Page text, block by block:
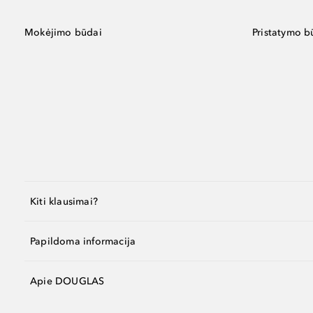
Mokėjimo būdai Pristatymo
Kiti klausimai?
Papildoma informacija
Apie DOUGLAS